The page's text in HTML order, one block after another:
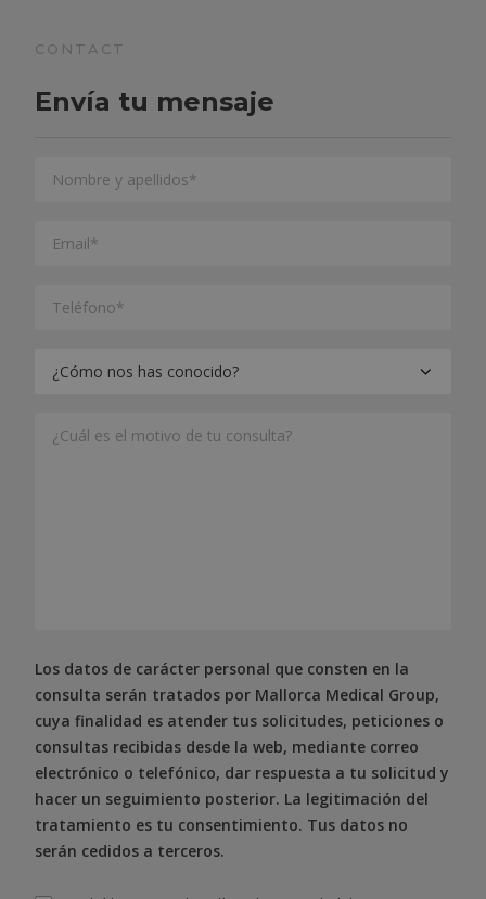
CONTACT
Envía tu mensaje
Los datos de carácter personal que consten en la
consulta serán tratados por Mallorca Medical Group,
cuya finalidad es atender tus solicitudes, peticiones o
consultas recibidas desde la web, mediante correo
electrónico o telefónico, dar respuesta a tu solicitud y
hacer un seguimiento posterior. La legitimación del
tratamiento es tu consentimiento. Tus datos no
serán cedidos a terceros.